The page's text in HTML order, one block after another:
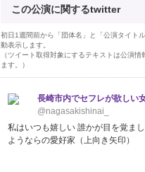
この公演に関するtwitter
初日1週間前から「団体名」と「公演タイト
動表示します。
（ツイート取得対象にするテキストは公演情
ます。）
長崎市内でセフレが欲しい
@nagasakishinai_
私はいつも嬉しい 誰かが目を覚ま
ようならの愛好家（上向き矢印）